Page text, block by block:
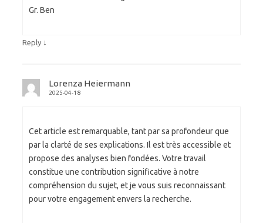
Gr. Ben
Reply ↓
Lorenza Heiermann
2025-04-18
Cet article est remarquable, tant par sa profondeur que
par la clarté de ses explications. Il est très accessible et
propose des analyses bien fondées. Votre travail
constitue une contribution significative à notre
compréhension du sujet, et je vous suis reconnaissant
pour votre engagement envers la recherche.